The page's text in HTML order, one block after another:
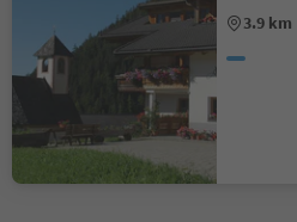
3.9 km